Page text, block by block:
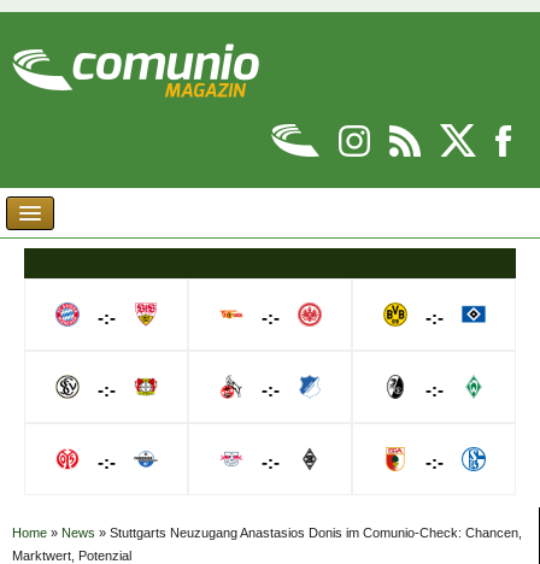
-:-
-:-
-:-
-:-
-:-
-:-
-:-
-:-
-:-
Home » News » Stuttgarts Neuzugang Anastasios Donis im Comunio-Check: Chancen,
Marktwert, Potenzial